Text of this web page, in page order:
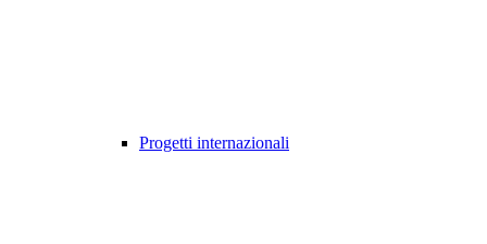
Progetti internazionali